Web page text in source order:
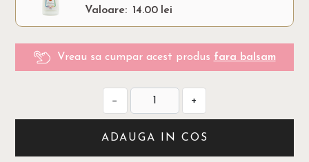
Valoare: 14.00 lei
Vreau sa cumpar acest produs fara balsam
− +
ADAUGA IN COS